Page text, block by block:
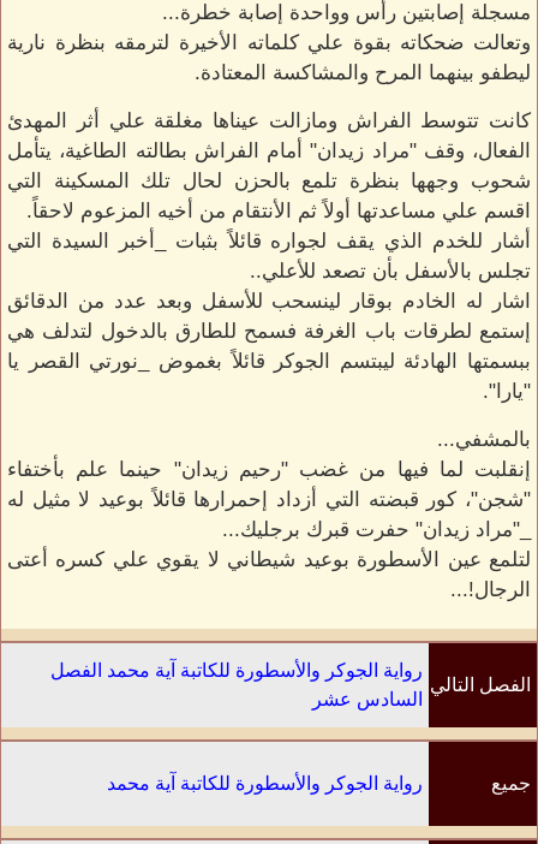
مسجلة إصابتين رأس وواحدة إصابة خطرة...
وتعالت ضحكاته بقوة علي كلماته الأخيرة لترمقه بنظرة نارية
ليطفو بينهما المرح والمشاكسة المعتادة.
كانت تتوسط الفراش ومازالت عيناها مغلقة علي أثر المهدئ
الفعال، وقف "مراد زيدان" أمام الفراش بطالته الطاغية، يتأمل
شحوب وجهها بنظرة تلمع بالحزن لحال تلك المسكينة التي
اقسم علي مساعدتها أولاً ثم الأنتقام من أخيه المزعوم لاحقاً.
أشار للخدم الذي يقف لجواره قائلاً بثبات _أخبر السيدة التي
تجلس بالأسفل بأن تصعد للأعلي..
اشار له الخادم بوقار لينسحب للأسفل وبعد عدد من الدقائق
إستمع لطرقات باب الغرفة فسمح للطارق بالدخول لتدلف هي
ببسمتها الهادئة ليبتسم الجوكر قائلاً بغموض _نورتي القصر يا
"يارا".
بالمشفي...
إنقلبت لما فيها من غضب "رحيم زيدان" حينما علم بأختفاء
"شجن"، كور قبضته التي أزداد إحمرارها قائلاً بوعيد لا مثيل له
_"مراد زيدان" حفرت قبرك برجليك...
لتلمع عين الأسطورة بوعيد شيطاني لا يقوي علي كسره أعتى
الرجال!...
الفصل التالي
رواية الجوكر والأسطورة للكاتبة آية محمد الفصل
السادس عشر
جميع رواية الجوكر والأسطورة للكاتبة آية محمد